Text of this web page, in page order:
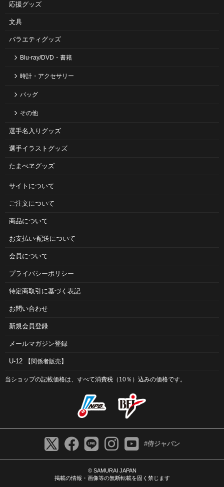
応援グッズ
文具
バラエティグッズ
Blu-ray/DVD・書籍
時計・アクセサリー
バッグ
その他
選手名入りグッズ
選手イラストグッズ
たまべヱグッズ
サイトについて
ご注⽂について
商品について
お⽀払い‧配送について
会員について
プライバシーポリシー
特定商取引に基づく表記
お問い合わせ
新規会員登録
メールマガジン登録
U-12 【関係者販売】
当ショップの記載価格は、すべて消費税（10％）込みの価格です。
#侍ジャパン
© SAMURAI JAPAN
掲載の情報・画像等の無断転載を固く禁じます